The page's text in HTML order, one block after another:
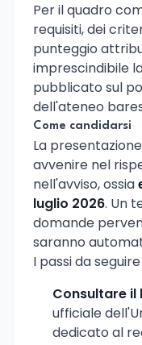
Per il quadro
requisiti, dei
punteggio
imprescindibile
pubblicato sul
dell'ateneo
Come candidarsi
La
avvenire nel
nell'avviso, ossia
luglio 2026. Un
domande
saranno
I passi da
Consultare
ufficiale
dedicato al